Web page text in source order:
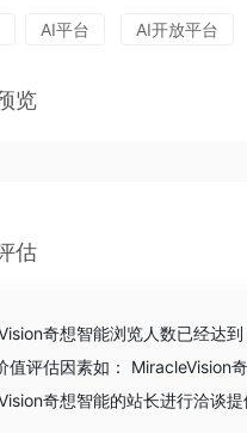
AI平台 AI开放平台
览
估
奇想智能浏览人数已经达
值评估因素如： MiracleVision
奇想智能的站长进行洽谈